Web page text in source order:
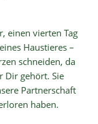
einen vierten Tag
Haustieres –
schneiden, da
Dir gehört. Sie
Partnerschaft
haben.